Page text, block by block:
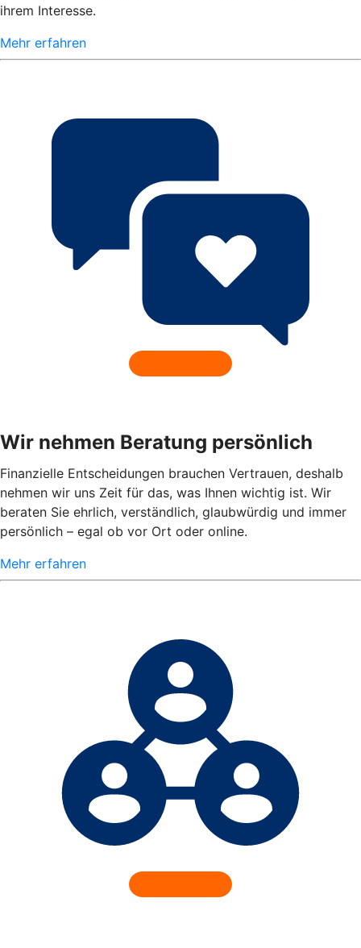
ihrem Interesse.
Mehr erfahren
Wir nehmen Beratung persönlich
Finanzielle Entscheidungen brauchen Vertrauen, deshalb
nehmen wir uns Zeit für das, was Ihnen wichtig ist. Wir
beraten Sie ehrlich, verständlich, glaubwürdig und immer
persönlich – egal ob vor Ort oder online.
Mehr erfahren